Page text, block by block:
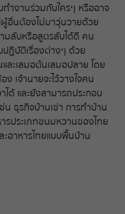
ำงานร่วมกับใครๆ หรืออาจ
อื่นต้องไม่มาวุ่นวายด้วย
มลับหรือสูตรลับได้ดี คน
ฏิบัติเรื่องต่างๆ ด้วย
ะเสมอต้นเสมอปลาย โดย
เจ้านายจะไว้วางใจคน
ด้ และยังสามารถประกอบ
น ธุรกิจบ้านเช่า การทำบ้าน
รประเภทขนมหวานของไทย
อาหารไทยแบบพื้นบ้าน